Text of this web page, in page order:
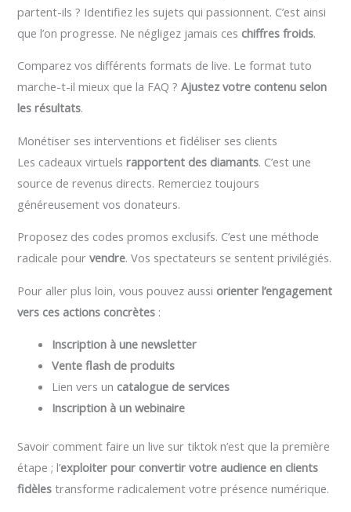
partent-ils ? Identifiez les sujets qui passionnent. C’est ainsi
que l’on progresse. Ne négligez jamais ces chiffres froids.
Comparez vos différents formats de live. Le format tuto
marche-t-il mieux que la FAQ ?Ajustez votre contenu selon
les résultats.
Monétiser ses interventions et fidéliser ses clients
Les cadeaux virtuelsrapportent des diamants. C’est une
source de revenus directs. Remerciez toujours
généreusement vos donateurs.
Proposez des codes promos exclusifs. C’est une méthode
radicale pourvendre. Vos spectateurs se sentent privilégiés.
Pour aller plus loin, vous pouvez aussi orienter l’engagement
vers ces actions concrètes :
Inscription à une newsletter
Vente flash de produits
Lien vers un catalogue de services
Inscription à un webinaire
Savoir comment faire un live sur tiktok n’est que la première
étape ; l’exploiter pour convertir votre audience en clients
fidèles transforme radicalement votre présence numérique.